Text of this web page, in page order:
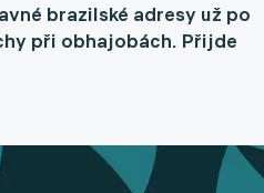
brazilské adresy už po
při obhajobách. Přijde